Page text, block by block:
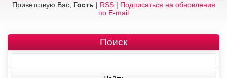
Приветствую Вас, Гость | RSS| Подписаться на обновления
по E-mail
Поиск